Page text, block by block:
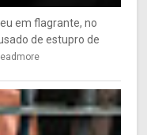
em flagrante, no
de estupro de